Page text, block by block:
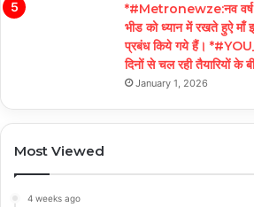
*#Metronewze:नव वर्ष
भीड को ध्यान में रखते हुऐ माँ
प्रबंध किये गये हैं।
दिनों से चल रही तैयारियों के
January 1, 2026
Most Viewed
4 weeks ago